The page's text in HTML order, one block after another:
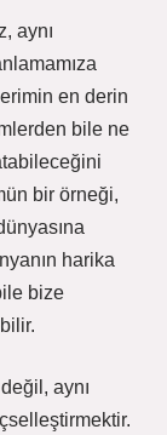
aynı
en derin
bile ne
bir örneği,
harika
bize
aynı